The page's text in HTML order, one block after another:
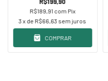
R$199,90
R$189,91 com Pix
3x de R$66,63 sem juros
COMPRAR